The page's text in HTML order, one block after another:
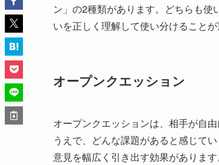
ン」の2種類があります。どちらも
いを正しく理解して使い分けることが
オープンクエッション
オープンクエッションは、相手が自
うえで、どんな課題があると感じて
意見を幅広く引き出す効果がありま